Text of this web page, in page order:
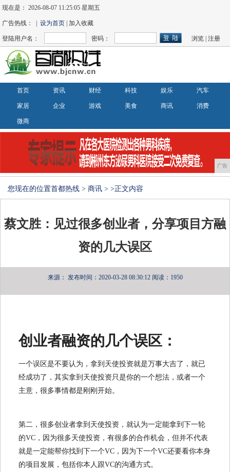
现在是：2026-08-07 11:25:05 星期五
广告热线： |设为首页 | 加入收藏
登陆用户名： 密码： 浏览 |注册
首页 资讯 财经 科技 娱乐 汽车
家居 企业 游戏 美食 商讯 消费
微商
广告
您现在的位置首都热线 > 商讯 > >正文内容
蔡文胜：见过很多创业者，分享项目方融
资的几大误区
来源： 发布时间：2020-03-28 08:30:12 阅读：1950
创业者融资的几个误区：
一个误区是不要认为，拿到天使投资就是万事大吉了，就已
经成功了，其实拿到天使投资只是你的一个想法，或者一个
主意，很多事情都是刚刚开始。
第二，很多创业者拿到天使投资，就认为一定能拿到下一轮
的VC，因为很多天使投资，有很多的合作机会，但并不代表
就是一定能帮你找到下一个VC，因为下一个VC还要看你本身
的项目发展，包括你本人跟VC的沟通方式。